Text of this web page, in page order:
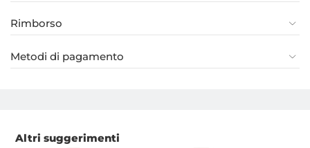
Rimborso
Metodi di pagamento
Altri suggerimenti